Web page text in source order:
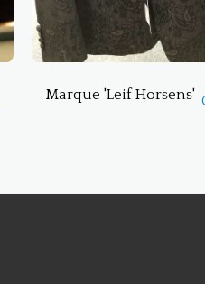
Marque 'Leif Horsens'